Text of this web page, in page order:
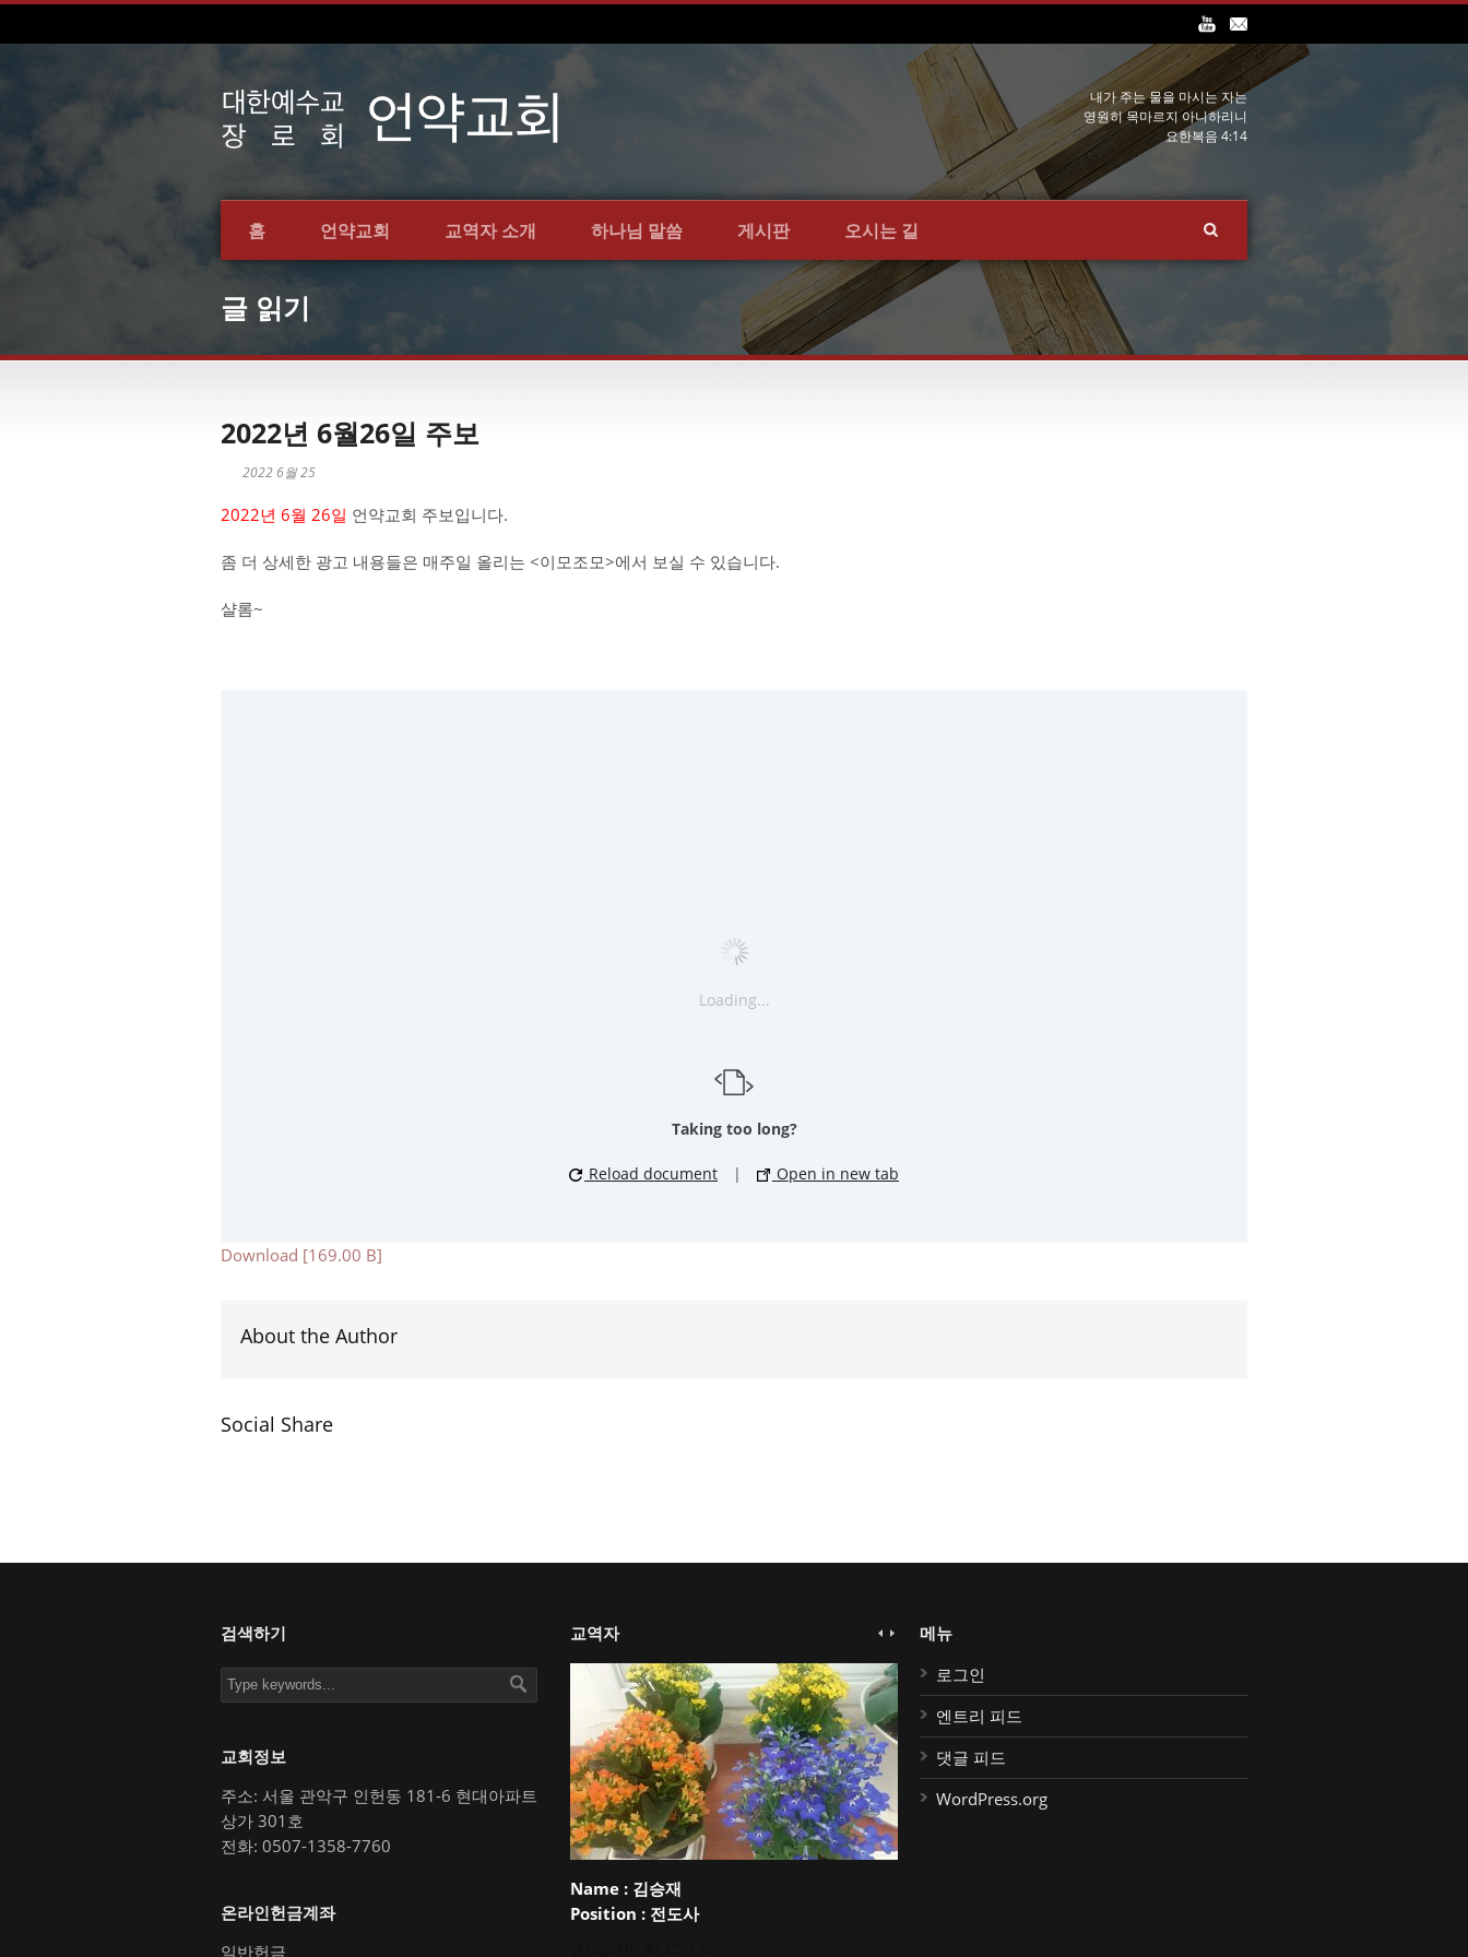
내가 주는 물을 마시는 자는
영원히 목마르지 아니하리니
요한복음 4:14
홈 언약교회 교역자 소개 하나님 말씀 게시판 오시는 길
글 읽기
2022년 6월26일 주보
2022 6월 25
2022년 6월 26일 언약교회 주보입니다.
좀 더 상세한 광고 내용들은 매주일 올리는 <이모조모>에서 보실 수 있습니다.
샬롬~
Loading...
Taking too long?
Reload document | Open in new tab
Download [169.00 B]
About the Author
Social Share
검색하기
교회정보
주소: 서울 관악구 인헌동 181-6 현대아파트
상가 301호
전화: 0507-1358-7760
온라인헌금계좌
일반헌금
교역자
Name :김승재
Position :전도사
메뉴
로그인
엔트리 피드
댓글 피드
WordPress.org